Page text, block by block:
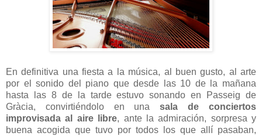
En definitiva una fiesta a la música, al buen gusto, al arte
por el sonido del piano que desde las 10 de la mañana
hasta las 8 de la tarde estuvo sonando en Passeig de
Gràcia, convirtiéndolo en unasala de conciertos
improvisada al aire libre, ante la admiración, sorpresa y
buena acogida que tuvo por todos los que allí pasaban,